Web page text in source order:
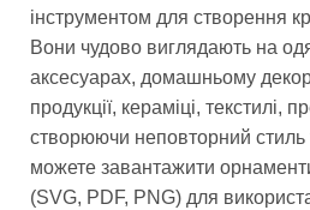
інструментом для створення
Вони чудово виглядають на
аксесуарах, домашньому
продукції, кераміці, текстилі,
створюючи неповторний
можете завантажити
(SVG, PDF, PNG) для